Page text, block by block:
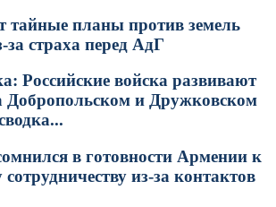
тайные планы против земель
страха перед АдГ
Российские войска развивают
Добропольском и Дружковском
в готовности Армении к
из-за контактов